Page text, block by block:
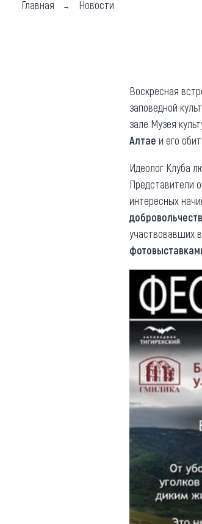
Придорожные кафе
Другие рубрики
Реестр туроператоров
Реестр туристических
агентств Алтайского края
Обращения граждан
Противодействие коррупции
Главная Новости
Воскресная
заповедной
зале Музея
Алтае и его
Идеолог Клуба
Представители
интересных
участвовавших